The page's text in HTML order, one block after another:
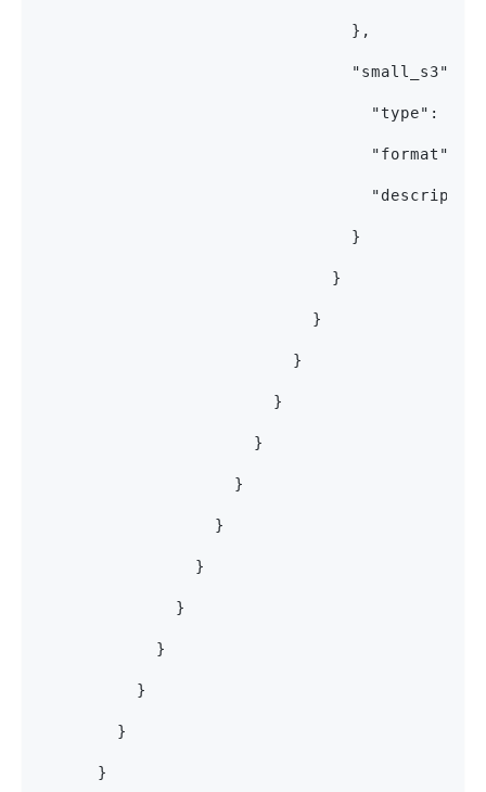
                                },
                                "small_s3": {
"type":
"format":
                                }
                              }
                            }
                          }
                        }
                      }
                    }
                  }
                }
              }
            }
          }
        }
      }